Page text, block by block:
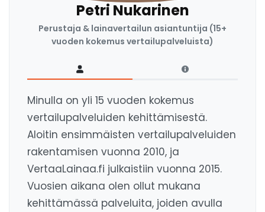
Petri Nukarinen
Perustaja & lainavertailun asiantuntija (15+
vuoden kokemus vertailupalveluista)
Minulla on yli 15 vuoden kokemus
vertailupalveluiden kehittämisestä.
Aloitin ensimmäisten vertailupalveluiden
rakentamisen vuonna 2010, ja
VertaaLainaa.fi julkaistiin vuonna 2015.
Vuosien aikana olen ollut mukana
kehittämässä palveluita, joiden avulla